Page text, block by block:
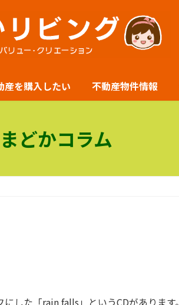
産を購入したい 不動産物件情報
まどかコラム
した「rain falls」というCDがあります。